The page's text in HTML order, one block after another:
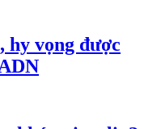
hy vọng được